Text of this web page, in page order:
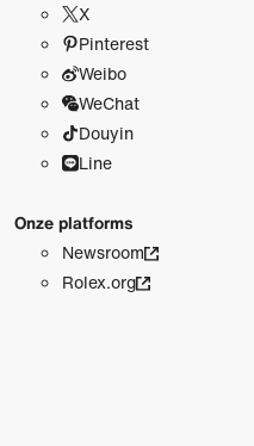
X
Pinterest
Weibo
WeChat
Douyin
Line
Onze platforms
Newsroom
Rolex.org